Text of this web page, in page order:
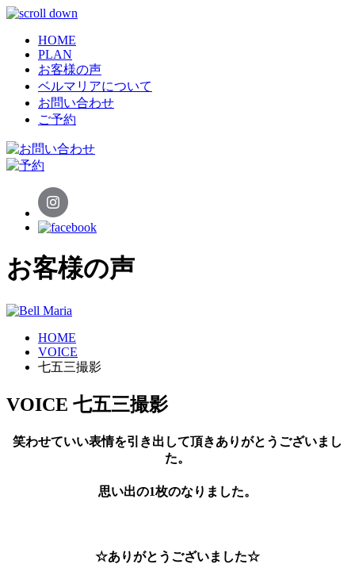
HOME
PLAN
お客様の声
ベルマリアについて
お問い合わせ
ご予約
お客様の声
HOME
VOICE
七五三撮影
VOICE 七五三撮影
笑わせていい表情を引き出して頂きありがとうございまし
た。
思い出の1枚のなりました。
☆ありがとうございました☆